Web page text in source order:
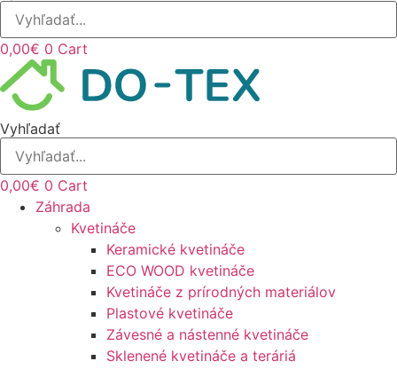
0,00€ 0 Cart
Vyhľadať
0,00€ 0 Cart
Záhrada
Kvetináče
Keramické kvetináče
ECO WOOD kvetináče
Kvetináče z prírodných materiálov
Plastové kvetináče
Závesné a nástenné kvetináče
Sklenené kvetináče a teráriá